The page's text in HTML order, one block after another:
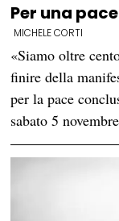
Per una
MICHELE CORTI
«Siamo oltre
finire della
per la pace
sabato 5